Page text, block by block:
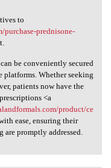
to
prednisone-
be conveniently secured
Whether seeking
patients now have the
<a
product/ce
ease, ensuring their
are promptly addressed.